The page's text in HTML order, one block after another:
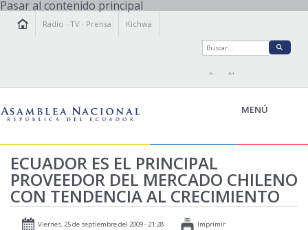
Pasar al contenido principal
Radio ·TV · Prensa Kichwa
A- A+
MENÚ
LA ASAMBLEA
LEGISLAMOS
FISCALIZAMOS
ECUADOR ES EL PRINCIPAL
PROVEEDOR DEL MERCADO CHILENO
CON TENDENCIA AL CRECIMIENTO
Viernes, 25 de septiembre del 2009 - 21:28 Imprimir